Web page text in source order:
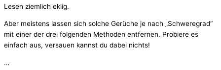
Lesen ziemlich eklig.
Aber meistens lassen sich solche Gerüche je nach „Schweregrad“
mit einer der drei folgenden Methoden entfernen. Probiere es
einfach aus, versauen kannst du dabei nichts!
…